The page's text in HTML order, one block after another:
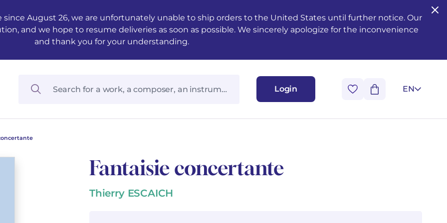
August 26, we are unfortunately unable to ship orders to the United States until further notice. Our
and we hope to resume deliveries as soon as possible. We sincerely apologize for the inconvenience
and thank you for your understanding.
Login EN
Fantaisie concertante
Thierry ESCAICH